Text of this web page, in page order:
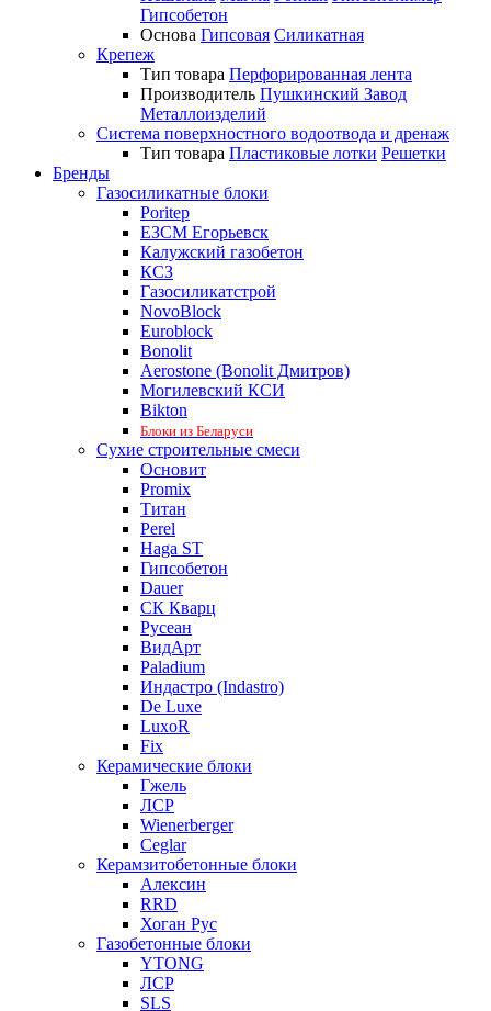
Гипсобетон
Основа Гипсовая Силикатная
Крепеж
Тип товара Перфорированная лента
Производитель Пушкинский Завод
Металлоизделий
Система поверхностного водоотвода и дренаж
Тип товара Пластиковые лотки Решетки
Бренды
Газосиликатные блоки
Poritep
ЕЗСМ Егорьевск
Калужский газобетон
КСЗ
Газосиликатстрой
NovoBlock
Euroblock
Bonolit
Aerostone (Bonolit Дмитров)
Могилевский КСИ
Bikton
Блоки из Беларуси
Сухие строительные смеси
Основит
Promix
Титан
Perel
Haga ST
Гипсобетон
Dauer
СК Кварц
Русеан
ВидАрт
Paladium
Индастро (Indastro)
De Luxe
LuxoR
Fix
Керамические блоки
Гжель
ЛСР
Wienerberger
Ceglar
Керамзитобетонные блоки
Алексин
RRD
Хоган Рус
Газобетонные блоки
YTONG
ЛСР
SLS